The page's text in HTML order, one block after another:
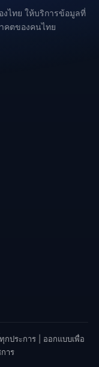
ไทย ให้บริการข้อมูลที่
คตของคนไทย
ประการ | ออกแบบเพื่อ
าร